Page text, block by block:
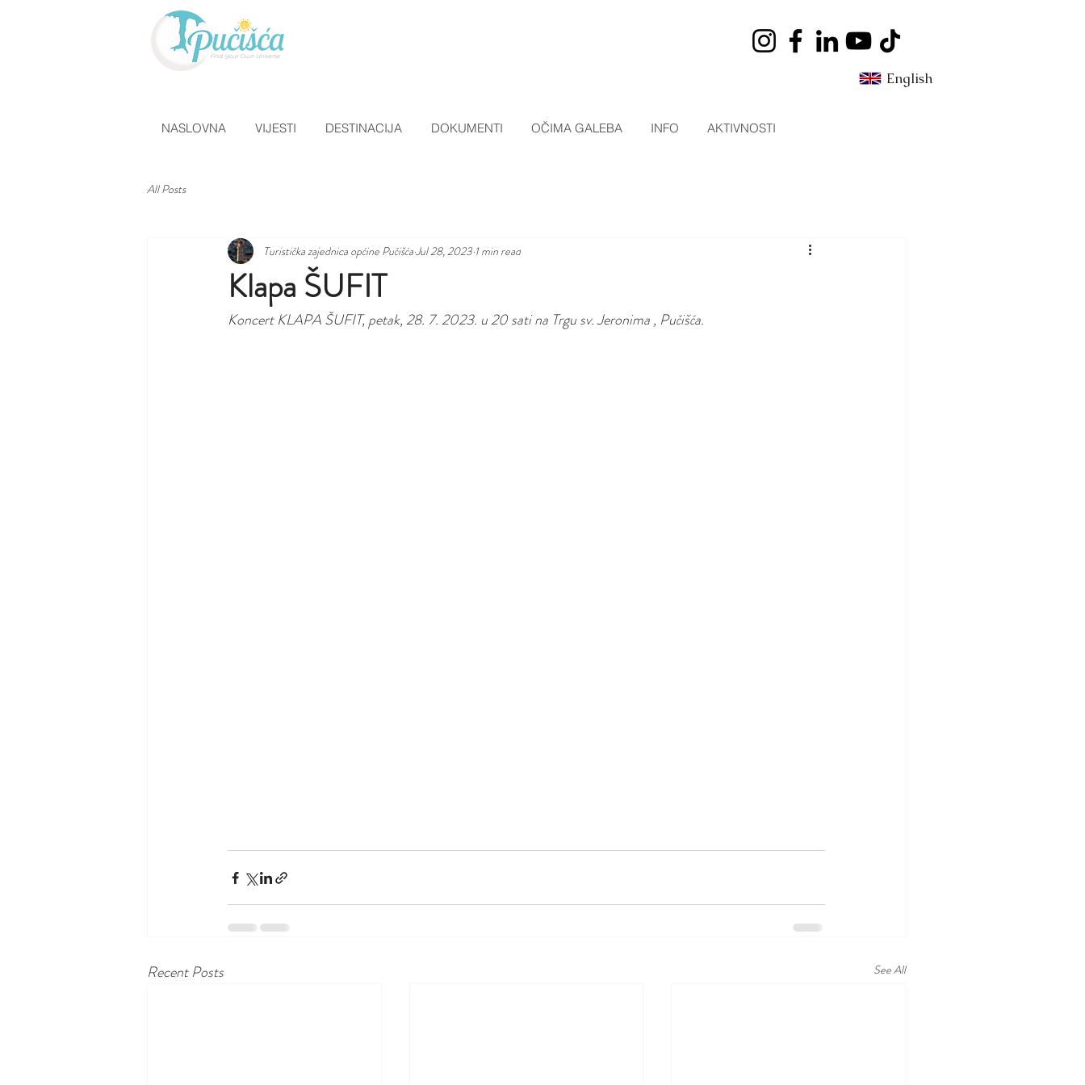
English
NASLOVNA VIJESTI DESTINACIJA DOKUMENTI OČIMA GALEBA INFO AKTIVNOSTI
All Posts
Klapa ŠUFIT
Turistička zajednica općine PučišćaJul 28, 2023 1 min read
Koncert KLAPA ŠUFIT, petak, 28. 7. 2023. u 20 sati na Trgu sv. Jeronima , Pučišća.
Recent Posts See All